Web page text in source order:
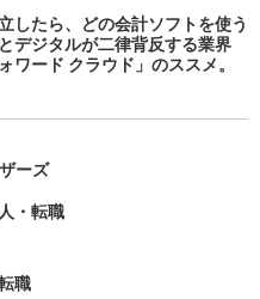
したら、どの会計ソフトを使う
デジタルが二律背反する業界
ワード クラウド」のススメ。
ーズ
・転職
職